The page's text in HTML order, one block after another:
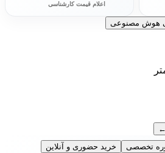
اعلام قیمت کارشناسی
هوش مصنوعی
←
تخصصی
خرید حضوری و آنلاین